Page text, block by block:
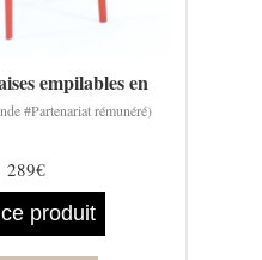
empilables en
#Partenariat rémunéré)
289€
produit